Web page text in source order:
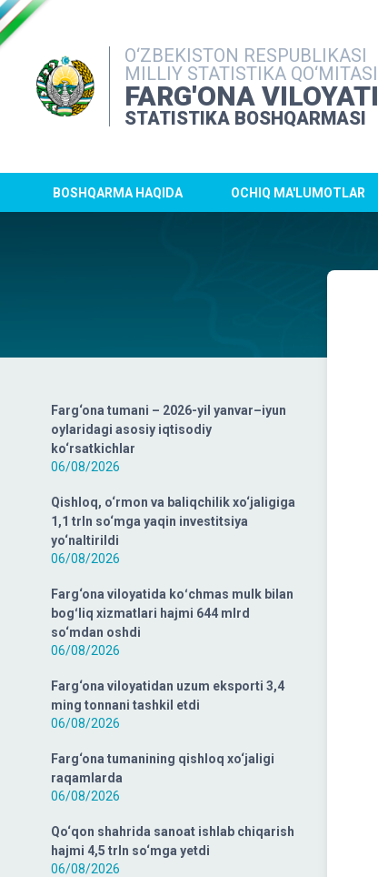
O‘ZBEKISTON RESPUBLIKASI
MILLIY STATISTIKA QO‘MITASI
FARG'ONA VILOYATI
STATISTIKA BOSHQARMASI
BOSHQARMA HAQIDA OCHIQ MA'LUMOTLAR
Farg‘ona tumani – 2026-yil yanvar–iyun
oylaridagi asosiy iqtisodiy
ko‘rsatkichlar
06/08/2026
Qishloq, o‘rmon va baliqchilik xo‘jaligiga
1,1 trln so‘mga yaqin investitsiya
yo‘naltirildi
06/08/2026
Farg‘ona viloyatida koʻchmas mulk bilan
bogʻliq xizmatlari hajmi 644 mlrd
so‘mdan oshdi
06/08/2026
Farg‘ona viloyatidan uzum eksporti 3,4
ming tonnani tashkil etdi
06/08/2026
Farg‘ona tumanining qishloq xo‘jaligi
raqamlarda
06/08/2026
Qo‘qon shahrida sanoat ishlab chiqarish
hajmi 4,5 trln so‘mga yetdi
06/08/2026